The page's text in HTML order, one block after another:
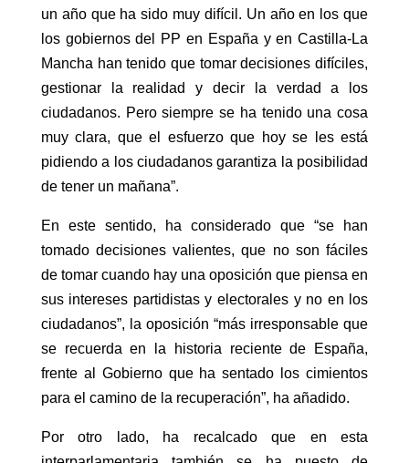
un año que ha sido muy difícil. Un año en los que
los gobiernos del PP en España y en Castilla-La
Mancha han tenido que tomar decisiones difíciles,
gestionar la realidad y decir la verdad a los
ciudadanos. Pero siempre se ha tenido una cosa
muy clara, que el esfuerzo que hoy se les está
pidiendo a los ciudadanos garantiza la posibilidad
de tener un mañana”.
En este sentido, ha considerado que “se han
tomado decisiones valientes, que no son fáciles
de tomar cuando hay una oposición que piensa en
sus intereses partidistas y electorales y no en los
ciudadanos”, la oposición “más irresponsable que
se recuerda en la historia reciente de España,
frente al Gobierno que ha sentado los cimientos
para el camino de la recuperación”, ha añadido.
Por otro lado, ha recalcado que en esta